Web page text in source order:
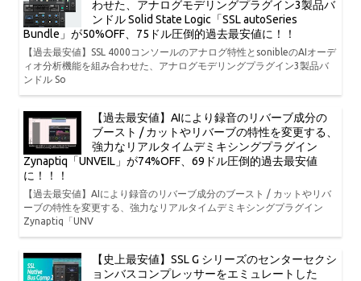
わせた、アナログモデリングプラグイン3製品バ
ンドル Solid State Logic「SSL autoSeries
Bundle」が50%OFF、75ドル圧倒的過去最安値に！！
【過去最安値】SSL 4000コンソールのアナログ特性とsonibleのAIオーデ
ィオ分析機能を組み合わせた、アナログモデリングプラグイン3製品バ
ンドル So
【過去最安値】AIにより録音のリバーブ成分の
ブースト / カットやリバーブの特性を変更する、
強力なリアルタイムデミキシングプラグイン
Zynaptiq「UNVEIL」が74%OFF、69ドル圧倒的過去最安値
に！！！
【過去最安値】AIにより録音のリバーブ成分のブースト / カットやリバ
ーブの特性を変更する、強力なリアルタイムデミキシングプラグイン
Zynaptiq「UNV
【史上最安値】SSL G シリーズのセンターセクシ
ョンバスコンプレッサーをエミュレートした